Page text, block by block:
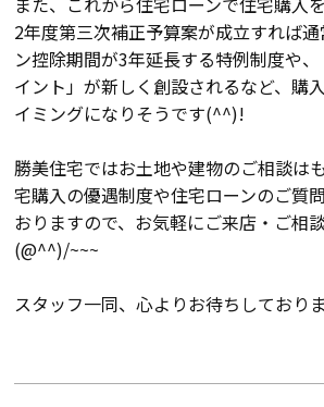
経営理念・
会社案内
スタッフ
KATSUMIの
取り組み
採用情報
家づくりサポート
土地の上手な探し方
家づくりの資金計画
2年度第三次補正予算案が成立すれば
ン控除期間が3年延長する特例制度や
イント」が新しく創設されるなど、購
イミングになりそうです(^^)!
勝美住宅ではお土地や建物のご相談は
宅購入の優遇制度や住宅ローンのご質
おりますので、お気軽にご来店・ご相
(@^^)/~~~
スタッフ一同、心よりお待ちしており